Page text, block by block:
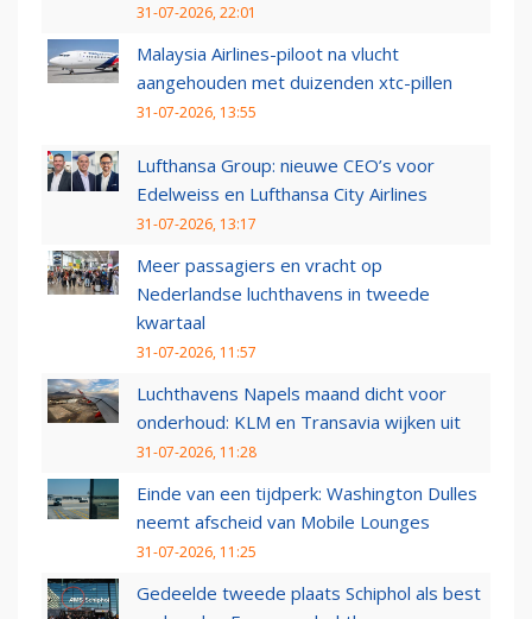
31-07-2026, 22:01
Malaysia Airlines-piloot na vlucht
aangehouden met duizenden xtc-pillen
31-07-2026, 13:55
Lufthansa Group: nieuwe CEO’s voor
Edelweiss en Lufthansa City Airlines
31-07-2026, 13:17
Meer passagiers en vracht op
Nederlandse luchthavens in tweede
kwartaal
31-07-2026, 11:57
Luchthavens Napels maand dicht voor
onderhoud: KLM en Transavia wijken uit
31-07-2026, 11:28
Einde van een tijdperk: Washington Dulles
neemt afscheid van Mobile Lounges
31-07-2026, 11:25
Gedeelde tweede plaats Schiphol als best